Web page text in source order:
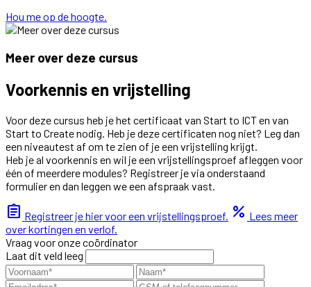
Hou me op de hoogte.
Meer over deze cursus
Voorkennis en vrijstelling
Voor deze cursus heb je het certificaat van Start to ICT en van
Start to Create nodig. Heb je deze certificaten nog niet? Leg dan
een niveautest af om te zien of je een vrijstelling krijgt.
Heb je al voorkennis en wil je een vrijstellingsproef afleggen voor
één of meerdere modules? Registreer je via onderstaand
formulier en dan leggen we een afspraak vast.
assignment Registreer je hier voor een vrijstellingsproef. percent Lees meer
over kortingen en verlof.
Vraag voor onze coördinator
Laat dit veld leeg